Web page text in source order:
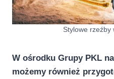
Stylowe rzeźby
W ośrodku Grupy PKL
możemy również